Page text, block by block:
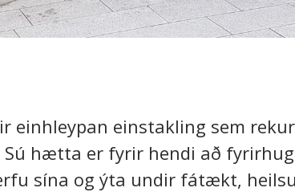
einhleypan einstakling sem
hætta er fyrir hendi að
sína og ýta undir fátækt,